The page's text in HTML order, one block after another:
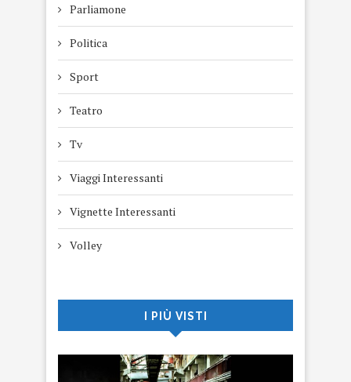
Parliamone
Politica
Sport
Teatro
Tv
Viaggi Interessanti
Vignette Interessanti
Volley
I PIÙ VISTI